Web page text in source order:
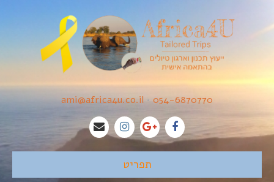
054-6870770
•
ami@africa4u.co.il
תפריט